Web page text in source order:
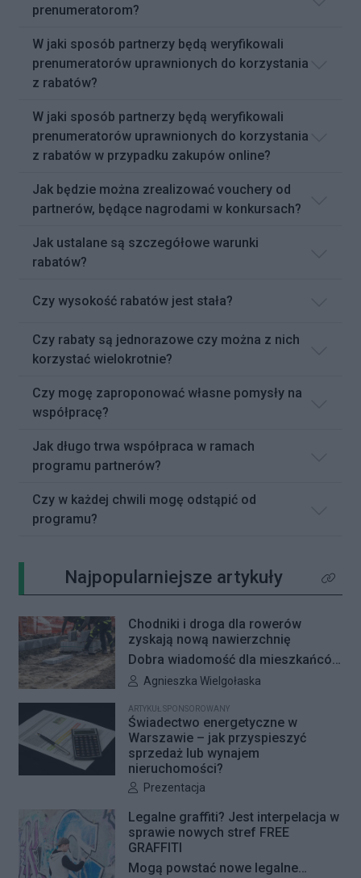
prenumeratorom?
W jaki sposób partnerzy będą weryfikowali
prenumeratorów uprawnionych do korzystania
z rabatów?
W jaki sposób partnerzy będą weryfikowali
prenumeratorów uprawnionych do korzystania
z rabatów w przypadku zakupów online?
Jak będzie można zrealizować vouchery od
partnerów, będące nagrodami w konkursach?
Jak ustalane są szczegółowe warunki
rabatów?
Czy wysokość rabatów jest stała?
Czy rabaty są jednorazowe czy można z nich
korzystać wielokrotnie?
Czy mogę zaproponować własne pomysły na
współpracę?
Jak długo trwa współpraca w ramach
programu partnerów?
Czy w każdej chwili mogę odstąpić od
programu?
Najpopularniejsze artykuły Kliknij
Chodniki i droga dla rowerów
zyskają nową nawierzchnię
Dobra wiadomość dla mieszkańców
Woli i Żoliborza. Zarząd Dróg
remonty infrastruktury dla pieszych
i rowerzystów. Oferty w
przetargach zostały już otwarte, a
jeśli wszystko przebiegnie zgodnie
z planem, nowe nawierzchnie
pojawią się jeszcze w tym roku.
Autor artykułu:
Agnieszka Wielgołaska
ARTYKUŁ SPONSOROWANY
Świadectwo energetyczne w
Warszawie – jak przyspieszyć
sprzedaż lub wynajem
nieruchomości?
Autor artykułu:
Prezentacja
Legalne graffiti? Jest interpelacja w
sprawie nowych stref FREE
GRAFFITI
Mogą powstać nowe legalne